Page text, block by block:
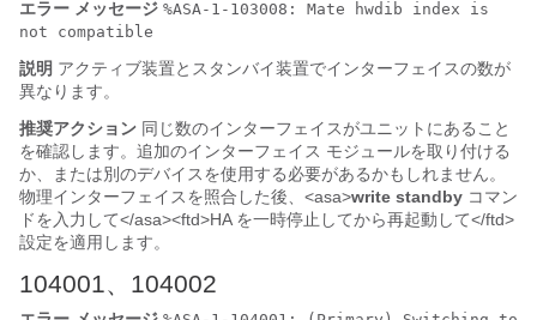
エラー メッセージ %ASA-1-103008: Mate hwdib index is
not compatible
説明 アクティブ装置とスタンバイ装置でインターフェイスの数が
異なります。
推奨アクション 同じ数のインターフェイスがユニットにあること
を確認します。追加のインターフェイス モジュールを取り付ける
か、または別のデバイスを使用する必要があるかもしれません。
物理インターフェイスを照合した後、<asa>write standby コマン
ドを入力して</asa><ftd>HA を一時停止してから再起動して</ftd>
設定を適用します。
104001、104002